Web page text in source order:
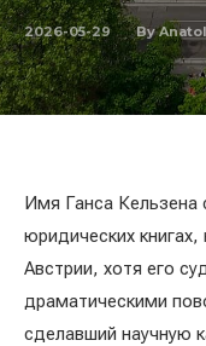
2026-05-29 By
Имя Ганса Кельзена
юридических
Австрии, хотя его
драматическими
сделавший научную